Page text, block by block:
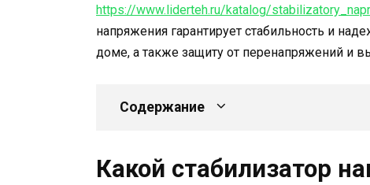
https://www.liderteh.ru/katalog/
напряжения гарантирует стабильность и
доме, а также защиту от перенапряжений и
Содержание
Какой стабилизатор